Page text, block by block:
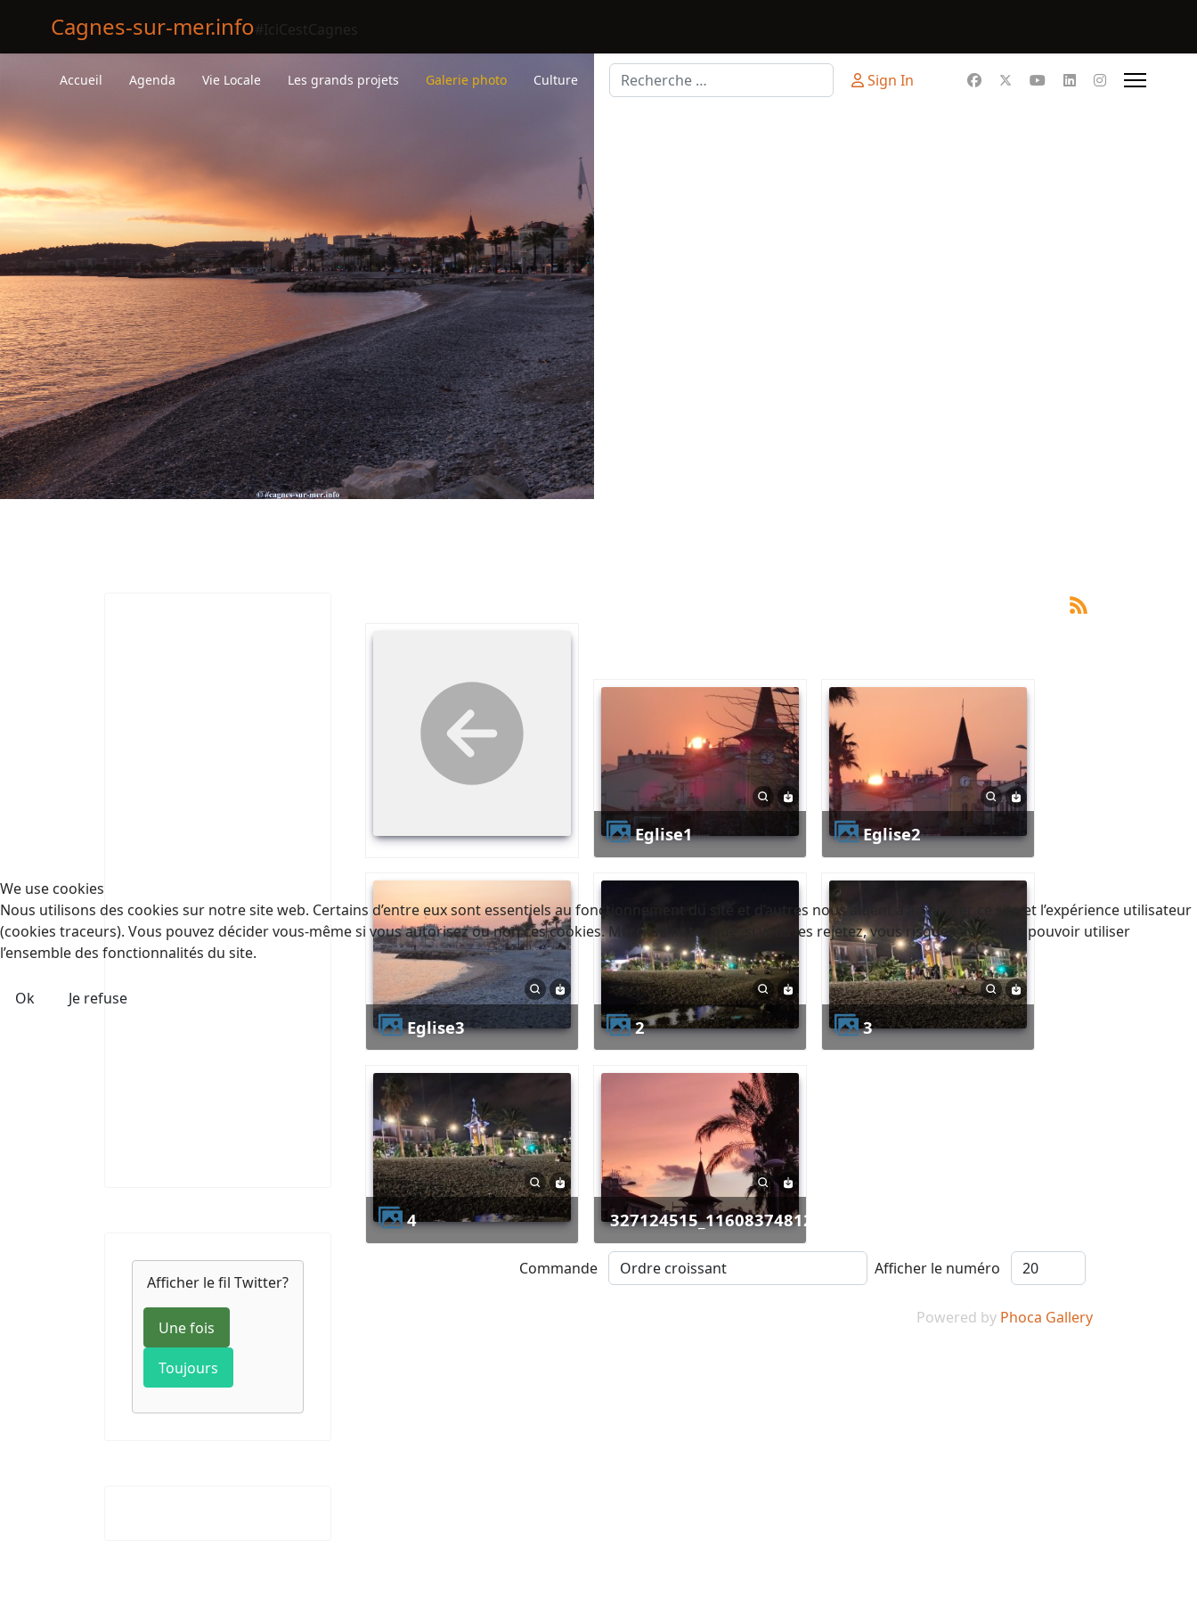
Cagnes-sur-mer.info#IciCestCagnes
Accueil Agenda Vie Locale Les grands projets Galerie photo Culture Rechercher Sign In
Afficher le fil Twitter?
Une fois
Toujours
eglise1 eglise2
eglise3 2 3
4 327124515_1160837481233448_3471640026591982367_n
Commande Afficher le numéro
Powered by Phoca Gallery
We use cookies
Nous utilisons des cookies sur notre site web. Certains d’entre eux sont essentiels au fonctionnement du site et d’autres nous aident à améliorer ce site et l’expérience utilisateur
(cookies traceurs). Vous pouvez décider vous-même si vous autorisez ou non ces cookies. Merci de noter que, si vous les rejetez, vous risquez de ne pas pouvoir utiliser
l’ensemble des fonctionnalités du site.
Ok Je refuse